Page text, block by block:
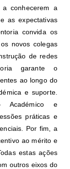
a conhecerem a
as expectativas
convida os
novos colegas
de redes
garante o
ao longo do
e suporte.
Académico e
práticas e
Por fim, a
ao mérito e
estas ações
outros eixos do